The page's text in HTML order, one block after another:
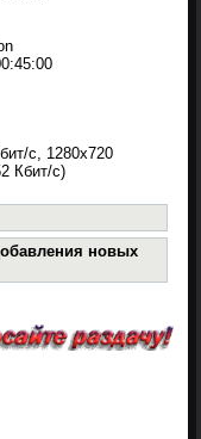
с, 1280x720
Кбит/с)
новых